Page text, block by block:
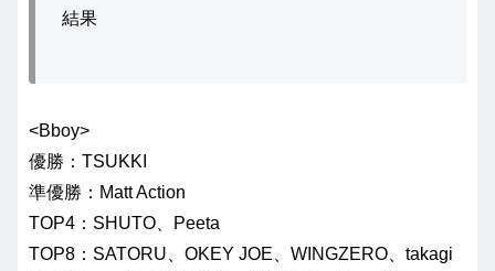
結果
<Bboy>
優勝：TSUKKI
準優勝：Matt Action
TOP4：SHUTO、Peeta
TOP8：SATORU、OKEY JOE、WINGZERO、takagi